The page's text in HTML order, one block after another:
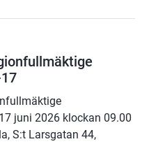
juni 2026 klockan 09.00
S:t Larsgatan 44,